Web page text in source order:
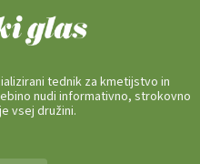
tednik za kmetijstvo in
nudi informativno, strokovno
vsej družini.